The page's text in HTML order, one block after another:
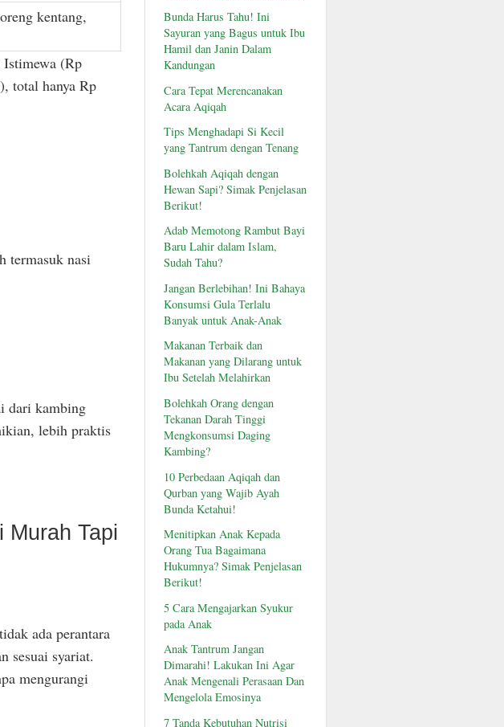
kentang,
(Rp
total hanya Rp
termasuk nasi
dari kambing
lebih praktis
Murah Tapi
ada perantara
sesuai syariat.
mengurangi
Bunda Harus Tahu! Ini
Sayuran yang Bagus untuk Ibu
Hamil dan Janin Dalam
Kandungan
Cara Tepat Merencanakan
Acara Aqiqah
Tips Menghadapi Si Kecil
yang Tantrum dengan Tenang
Bolehkah Aqiqah dengan
Hewan Sapi? Simak Penjelasan
Berikut!
Adab Memotong Rambut Bayi
Baru Lahir dalam Islam,
Sudah Tahu?
Jangan Berlebihan! Ini Bahaya
Konsumsi Gula Terlalu
Banyak untuk Anak-Anak
Makanan Terbaik dan
Makanan yang Dilarang untuk
Ibu Setelah Melahirkan
Bolehkah Orang dengan
Tekanan Darah Tinggi
Mengkonsumsi Daging
Kambing?
10 Perbedaan Aqiqah dan
Qurban yang Wajib Ayah
Bunda Ketahui!
Menitipkan Anak Kepada
Orang Tua Bagaimana
Hukumnya? Simak Penjelasan
Berikut!
5 Cara Mengajarkan Syukur
pada Anak
Anak Tantrum Jangan
Dimarahi! Lakukan Ini Agar
Anak Mengenali Perasaan Dan
Mengelola Emosinya
7 Tanda Kebutuhan Nutrisi